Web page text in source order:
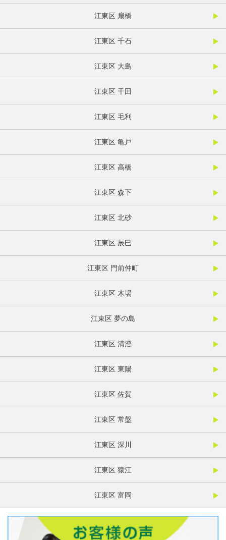
江東区 扇橋
江東区 千石
江東区 大島
江東区 千田
江東区 毛利
江東区 亀戸
江東区 高橋
江東区 森下
江東区 北砂
江東区 辰巳
江東区 門前仲町
江東区 木場
江東区 夢の島
江東区 清澄
江東区 東陽
江東区 佐賀
江東区 常盤
江東区 深川
江東区 猿江
江東区 富岡